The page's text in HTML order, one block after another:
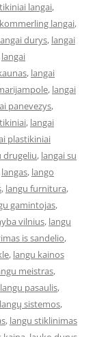
langai,
kommerling langai,
durys, langai
langai
, langai
, langai
panevezys,
, langai
plastikiniai
drugeliu, langai su
langas, lango
, langu furnitura,
gamintojas,
vilnius, langu
is sandelio,
, langu kainos
meistras,
langu pasaulis,
langų sistemos,
, langu stiklinimas